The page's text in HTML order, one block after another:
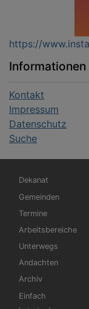
https://
Informationen
Kontakt
Impressum
Datenschutz
Suche
Hauptnavigation
Dekanat
Gemeinden
Termine
Arbeitsbereiche
Unterwegs
Andachten
Archiv
Einfach